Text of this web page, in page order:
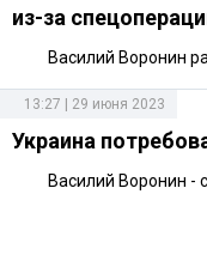
из-за
Василий Воронин
13:27 | 29 июня 2023
Украина
Василий Воронин -